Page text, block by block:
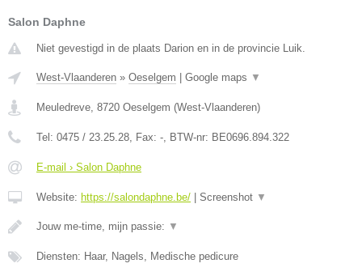
Salon Daphne
Niet gevestigd in de plaats Darion en in de provincie Luik.
West-Vlaanderen » Oeselgem Google maps ▼
Meuledreve, 8720 Oeselgem (West-Vlaanderen)
Tel: 0475 / 23.25.28, Fax: -, BTW-nr: BE0696.894.322
E-mail › Salon Daphne
Website: https://salondaphne.be/ Screenshot ▼
Jouw me-time, mijn passie: ▼
Diensten: Haar, Nagels, Medische pedicure